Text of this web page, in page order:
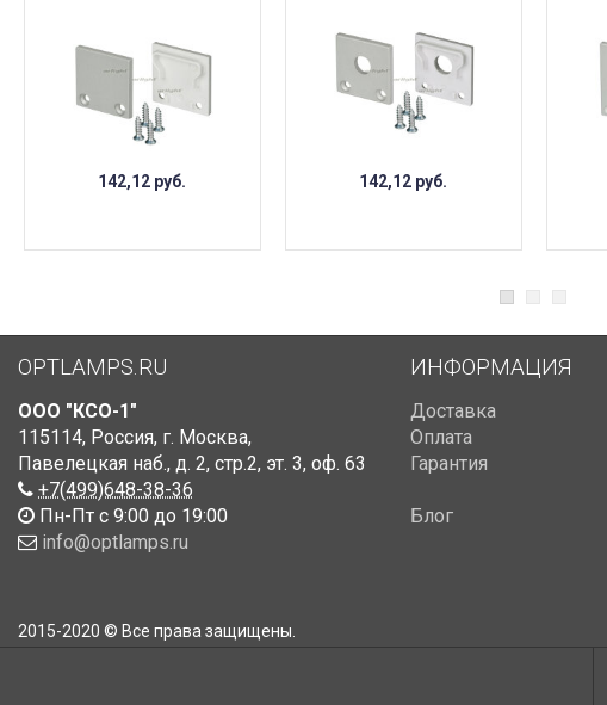
142,12 руб. 142,12 руб.
OPTLAMPS.RU
ООО "КСО-1"
115114, Россия, г. Москва,
Павелецкая наб., д. 2, стр.2, эт. 3, оф. 63
+7(499)648-38-36
Пн-Пт с 9:00 до 19:00
info@optlamps.ru
ИНФОРМАЦИЯ
Доставка
Оплата
Гарантия
Блог
2015-2020 © Все права защищены.